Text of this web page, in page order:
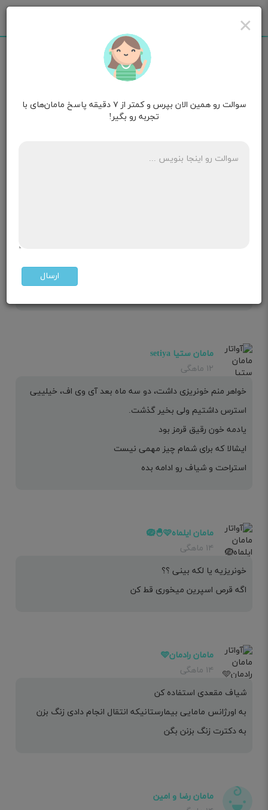
مامان باوان ۱۳ ماهگی
کار کنم؟
مامان ستیا setiya
۱۲ ماهگی
خواهر منم خونریزی داشت، دو سه ماه بعد آی وی اف، خیلییی
استرس داشتیم ولی بخیر گذشت.
یادمه خون رقیق قرمز بود
ایشالا که برای شمام چیز مهمی نیست
استراحت و شیاف رو ادامه بده
مامان ایلماه🪺🐣🩷
۱۴ ماهگی
خونریزیه یا لکه بینی ؟؟
اگه قرص اسپرین میخوری قط کن
مامان رادمان🩵
۱۴ ماهگی
شیاف مقعدی استفاده کن
به اورژانس مامایی بیمارستانیکه انتقال انجام دادی زنگ بزن
به دکترت زنگ بزنن بگن
مامان رضا و امین
×
سوالت رو همین الان بپرس و کمتر از ۷ دقیقه پاسخ مامان‌های با
تجربه رو بگیر!
ارسال